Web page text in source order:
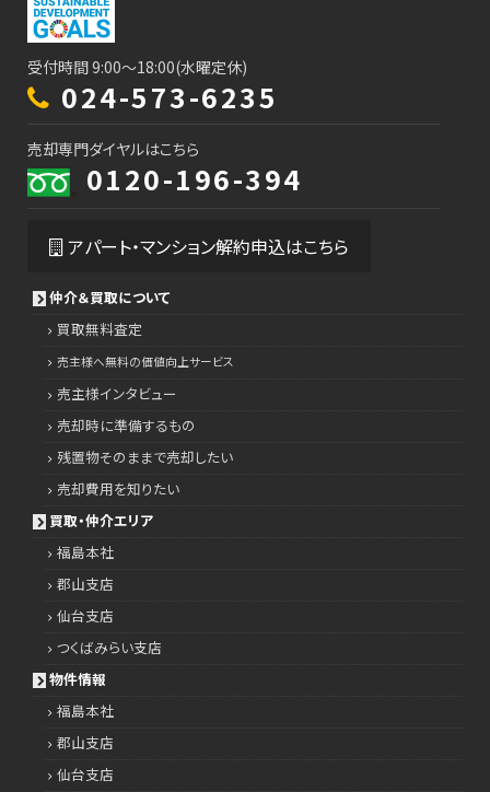
受付時間 9:00～18:00(水曜定休)
024-573-6235
売却専門ダイヤルはこちら
0120-196-394
アパート・マンション解約申込はこちら
仲介＆買取について
買取無料査定
売主様へ無料の価値向上サービス
売主様インタビュー
売却時に準備するもの
残置物そのままで売却したい
売却費用を知りたい
買取・仲介エリア
福島本社
郡山支店
仙台支店
つくばみらい支店
物件情報
福島本社
郡山支店
仙台支店